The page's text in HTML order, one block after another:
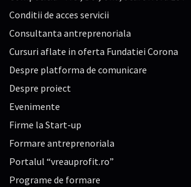
Conditii de acces servicii
Consultanta antreprenoriala
Cursuri aflate in oferta Fundatiei Corona
Despre platforma de comunicare
Despre proiect
Evenimente
Firme la Start-up
Formare antreprenoriala
Portalul “vreauprofit.ro”
Programe de formare